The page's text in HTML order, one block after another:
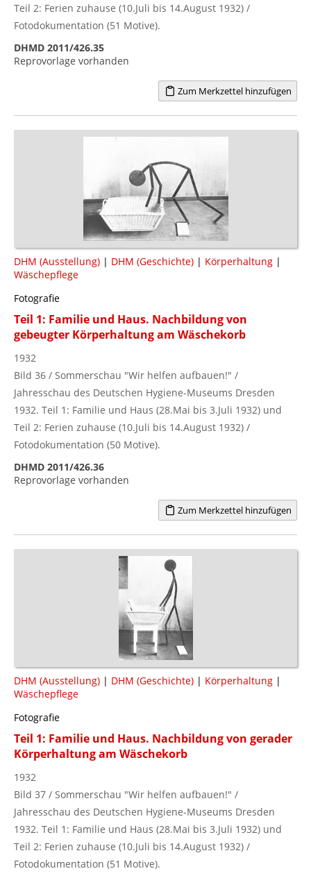
Teil 2: Ferien zuhause (10.Juli bis 14.August 1932) /
Fotodokumentation (51 Motive).
DHMD 2011/426.35
Reprovorlage vorhanden
Zum Merkzettel hinzufügen
DHM (Ausstellung) | DHM (Geschichte) | Körperhaltung |
Wäschepflege
Fotografie
Teil 1: Familie und Haus. Nachbildung von
gebeugter Körperhaltung am Wäschekorb
1932
Bild 36 / Sommerschau "Wir helfen aufbauen!" /
Jahresschau des Deutschen Hygiene-Museums Dresden
1932. Teil 1: Familie und Haus (28.Mai bis 3.Juli 1932) und
Teil 2: Ferien zuhause (10.Juli bis 14.August 1932) /
Fotodokumentation (50 Motive).
DHMD 2011/426.36
Reprovorlage vorhanden
Zum Merkzettel hinzufügen
DHM (Ausstellung) | DHM (Geschichte) | Körperhaltung |
Wäschepflege
Fotografie
Teil 1: Familie und Haus. Nachbildung von gerader
Körperhaltung am Wäschekorb
1932
Bild 37 / Sommerschau "Wir helfen aufbauen!" /
Jahresschau des Deutschen Hygiene-Museums Dresden
1932. Teil 1: Familie und Haus (28.Mai bis 3.Juli 1932) und
Teil 2: Ferien zuhause (10.Juli bis 14.August 1932) /
Fotodokumentation (51 Motive).